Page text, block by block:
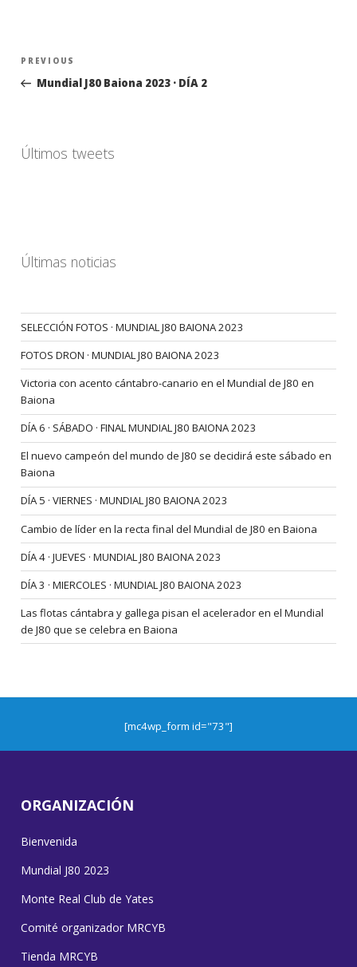
Navegación
entradas
Previous
Post
PREVIOUS
Mundial J80 Baiona 2023 · DÍA 2
Últimos tweets
Últimas noticias
SELECCIÓN FOTOS · MUNDIAL J80 BAIONA 2023
FOTOS DRON · MUNDIAL J80 BAIONA 2023
Victoria con acento cántabro-canario en el Mundial de J80 en
Baiona
DÍA 6 · SÁBADO · FINAL MUNDIAL J80 BAIONA 2023
El nuevo campeón del mundo de J80 se decidirá este sábado en
Baiona
DÍA 5 · VIERNES · MUNDIAL J80 BAIONA 2023
Cambio de líder en la recta final del Mundial de J80 en Baiona
DÍA 4 · JUEVES · MUNDIAL J80 BAIONA 2023
DÍA 3 · MIERCOLES · MUNDIAL J80 BAIONA 2023
Las flotas cántabra y gallega pisan el acelerador en el Mundial
de J80 que se celebra en Baiona
[mc4wp_form id="73"]
ORGANIZACIÓN
Bienvenida
Mundial J80 2023
Monte Real Club de Yates
Comité organizador MRCYB
Tienda MRCYB